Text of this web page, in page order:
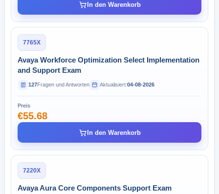
In den Warenkorb
7765X
Avaya Workforce Optimization Select Implementation
and Support Exam
127Fragen und Antworten Aktualisiert:04-08-2026
Preis
€55.68
In den Warenkorb
7220X
Avaya Aura Core Components Support Exam